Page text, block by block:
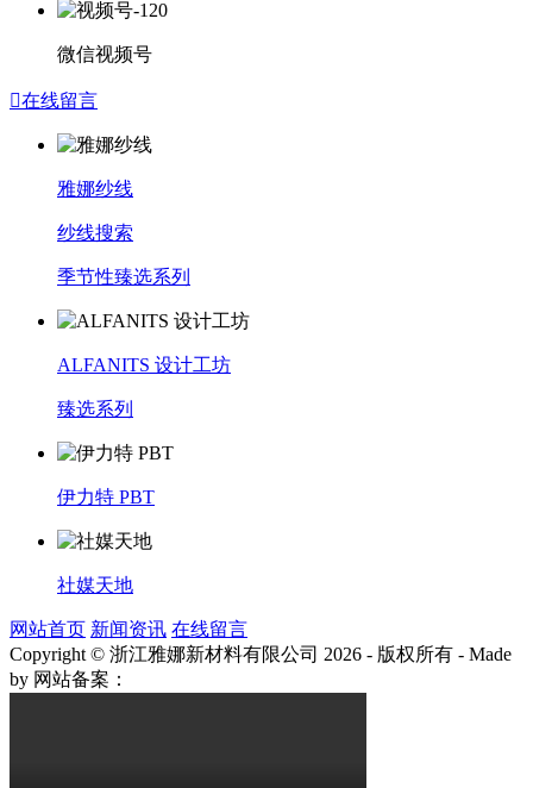
微信视频号
在线留言
雅娜纱线
纱线搜索
季节性臻选系列
ALFANITS 设计工坊
臻选系列
伊力特 PBT
社媒天地
网站首页 新闻资讯 在线留言
Copyright © 浙江雅娜新材料有限公司 2026 - 版权所有 - Made
by 网站备案：